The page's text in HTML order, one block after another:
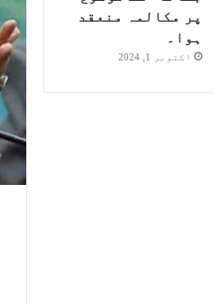
پر مکالمہ منعقد
ہوا۔
اکتوبر 1, 2024